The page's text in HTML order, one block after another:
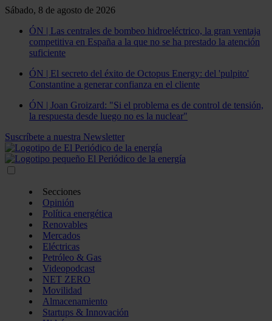
Sábado, 8 de agosto de 2026
ÓN | Las centrales de bombeo hidroeléctrico, la gran ventaja
competitiva en España a la que no se ha prestado la atención
suficiente
ÓN | El secreto del éxito de Octopus Energy: del 'pulpito'
Constantine a generar confianza en el cliente
ÓN | Joan Groizard: "Si el problema es de control de tensión,
la respuesta desde luego no es la nuclear"
Suscríbete a nuestra Newsletter
Secciones
Opinión
Política energética
Renovables
Mercados
Eléctricas
Petróleo & Gas
Videopodcast
NET ZERO
Movilidad
Almacenamiento
Startups & Innovación